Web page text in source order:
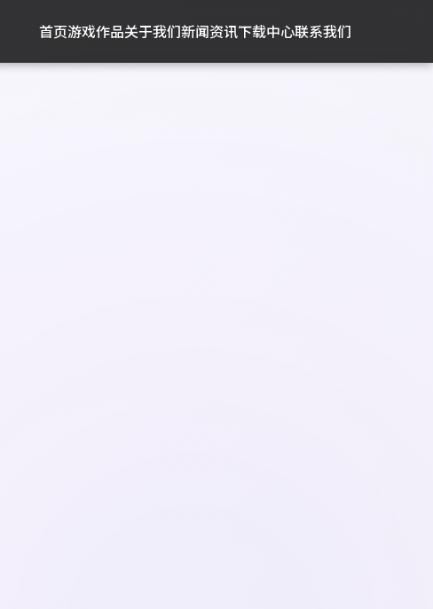
首页游戏作品关于我们新闻资讯下载中心联系我们